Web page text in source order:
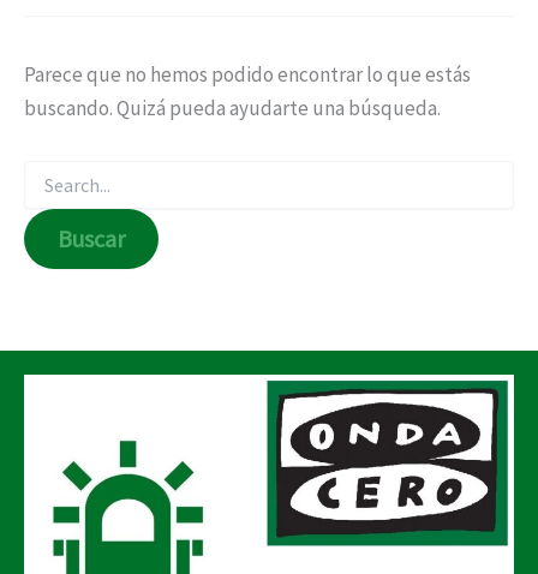
Parece que no hemos podido encontrar lo que estás
buscando. Quizá pueda ayudarte una búsqueda.